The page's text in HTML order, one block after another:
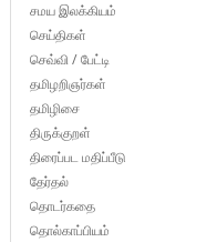
சமய இலக்கியம்
செய்திகள்
செவ்வி / பேட்டி
தமிழறிஞர்கள்
தமிழிசை
திருக்குறள்
திரைப்பட மதிப்பீடு
தேர்தல்
தொடர்கதை
தொல்காப்பியம்